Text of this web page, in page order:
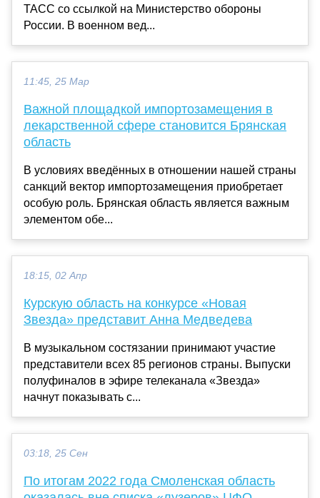
ТАСС со ссылкой на Министерство обороны
России. В военном вед...
11:45, 25 Мар
Важной площадкой импортозамещения в
лекарственной сфере становится Брянская
область
В условиях введённых в отношении нашей страны
санкций вектор импортозамещения приобретает
особую роль. Брянская область является важным
элементом обе...
18:15, 02 Апр
Курскую область на конкурсе «Новая
Звезда» представит Анна Медведева
В музыкальном состязании принимают участие
представители всех 85 регионов страны. Выпуски
полуфиналов в эфире телеканала «Звезда»
начнут показывать с...
03:18, 25 Сен
По итогам 2022 года Смоленская область